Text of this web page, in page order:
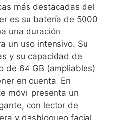
más destacadas del
es su batería de 5000
una duración
‍un‍ uso⁣ intensivo. Su
y su capacidad de
de 64 GB (ampliables)
⁢en cuenta. En
móvil ​presenta un
con lector⁣ de
y desbloqueo facial.